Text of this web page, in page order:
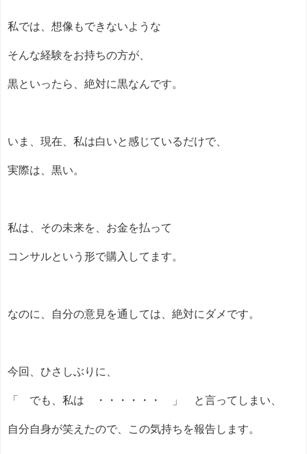
私では、想像もできないような
そんな経験をお持ちの方が、
黒といったら、絶対に黒なんです。
いま、現在、私は白いと感じているだけで、
実際は、黒い。
私は、その未来を、お金を払って
コンサルという形で購入してます。
なのに、自分の意見を通しては、絶対にダメです。
今回、ひさしぶりに、
「 でも、私は ・・・・・・ 」 と言ってしまい、
自分自身が笑えたので、この気持ちを報告します。